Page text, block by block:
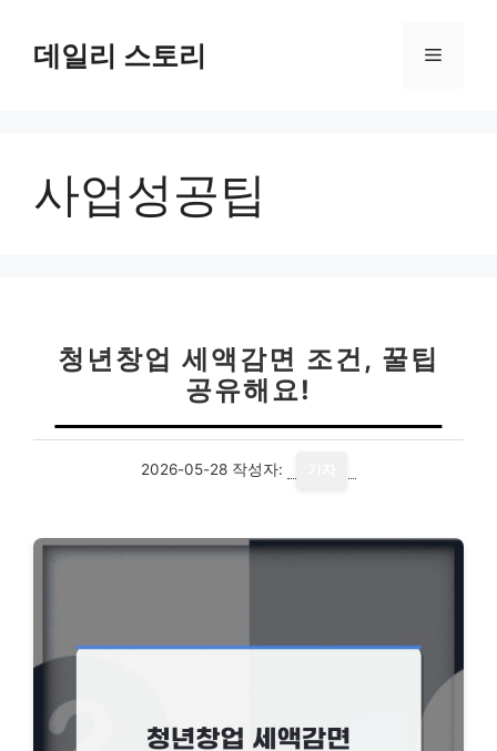
데일리 스토리 메
사업성공팁
청년창업 세액감면 조건, 꿀팁
공유해요!
2026-05-28 작성자: